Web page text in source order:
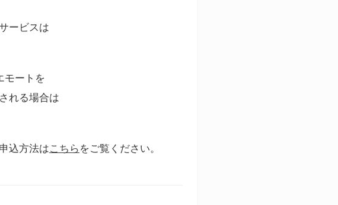
ービスは
モートを
れる場合は
込方法はこちら をご覧ください。